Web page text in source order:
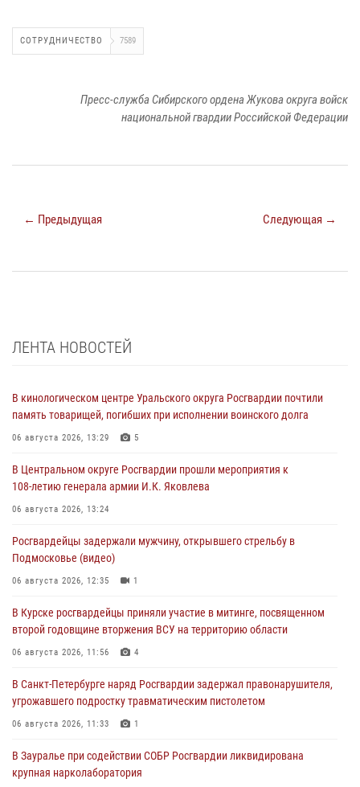
СОТРУДНИЧЕСТВО 7589
Пресс-служба Сибирского ордена Жукова округа войск
национальной гвардии Российской Федерации
← Предыдущая Следующая →
ЛЕНТА НОВОСТЕЙ
В кинологическом центре Уральского округа Росгвардии почтили
память товарищей, погибших при исполнении воинского долга
06 августа 2026, 13:29 5
В Центральном округе Росгвардии прошли мероприятия к
108‑летию генерала армии И.К. Яковлева
06 августа 2026, 13:24
Росгвардейцы задержали мужчину, открывшего стрельбу в
Подмосковье (видео)
06 августа 2026, 12:35 1
В Курске росгвардейцы приняли участие в митинге, посвященном
второй годовщине вторжения ВСУ на территорию области
06 августа 2026, 11:56 4
В Санкт-Петербурге наряд Росгвардии задержал правонарушителя,
угрожавшего подростку травматическим пистолетом
06 августа 2026, 11:33 1
В Зауралье при содействии СОБР Росгвардии ликвидирована
крупная нарколаборатория